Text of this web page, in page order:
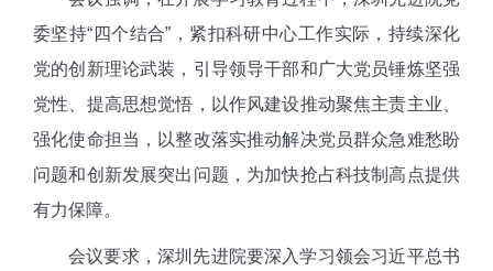
委坚持“四个结合”，紧扣科研中心工作实际，持续深化
党的创新理论武装，引导领导干部和广大党员锤炼坚强
党性、提高思想觉悟，以作风建设推动聚焦主责主业、
强化使命担当，以整改落实推动解决党员群众急难愁盼
问题和创新发展突出问题，为加快抢占科技制高点提供
有力保障。
会议要求，深圳先进院要深入学习领会习近平总书